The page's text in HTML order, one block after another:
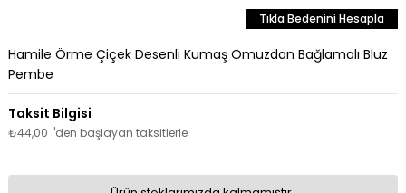
Tıkla Bedenini Hesapla
Hamile Örme Çiçek Desenli Kumaş Omuzdan Bağlamalı Bluz
Pembe
₺44,00 'den başlayan taksitlerle